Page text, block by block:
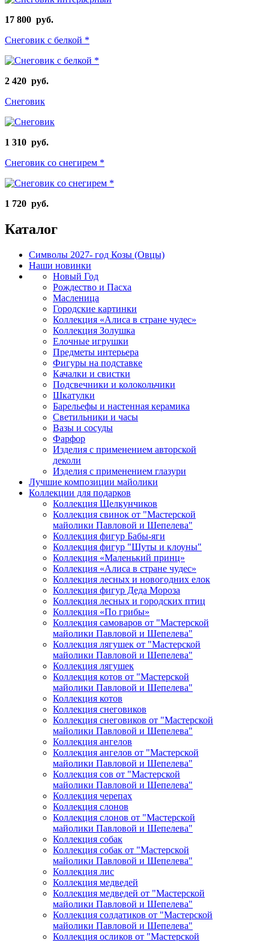
17 800 руб.
Снеговик с белкой *
2 420 руб.
Снеговик
1 310 руб.
Снеговик со снегирем *
1 720 руб.
Каталог
Символы 2027- год Козы (Овцы)
Наши новинки
Новый Год
Рождество и Пасха
Масленица
Городские картинки
Коллекция «Алиса в стране чудес»
Коллекция Золушка
Елочные игрушки
Предметы интерьера
Фигуры на подставке
Качалки и свистки
Подсвечники и колокольчики
Шкатулки
Барельефы и настенная керамика
Светильники и часы
Вазы и сосуды
Фарфор
Изделия с применением авторской
деколи
Изделия с применением глазури
Лучшие композиции майолики
Коллекции для подарков
Коллекция Щелкунчиков
Коллекция свинок от "Мастерской
майолики Павловой и Шепелева"
Коллекция фигур Бабы-яги
Коллекция фигур "Шуты и клоуны"
Коллекция «Маленький принц»
Коллекция «Алиса в стране чудес»
Коллекция лесных и новогодних елок
Коллекция фигур Деда Мороза
Коллекция лесных и городских птиц
Коллекция «По грибы»
Коллекция самоваров от "Мастерской
майолики Павловой и Шепелева"
Коллекция лягушек от "Мастерской
майолики Павловой и Шепелева"
Коллекция лягушек
Коллекция котов от "Мастерской
майолики Павловой и Шепелева"
Коллекция котов
Коллекция снеговиков
Коллекция снеговиков от "Мастерской
майолики Павловой и Шепелева"
Коллекция ангелов
Коллекция ангелов от "Мастерской
майолики Павловой и Шепелева"
Коллекция сов от "Мастерской
майолики Павловой и Шепелева"
Коллекция черепах
Коллекция слонов
Коллекция слонов от "Мастерской
майолики Павловой и Шепелева"
Коллекция собак
Коллекция собак от "Мастерской
майолики Павловой и Шепелева"
Коллекция лис
Коллекция медведей
Коллекция медведей от "Мастерской
майолики Павловой и Шепелева"
Коллекция солдатиков от "Мастерской
майолики Павловой и Шепелева"
Коллекция осликов от "Мастерской